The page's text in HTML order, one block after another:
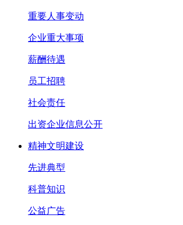
重要人事变动
企业重大事项
薪酬待遇
员工招聘
社会责任
出资企业信息公开
精神文明建设
先进典型
科普知识
公益广告